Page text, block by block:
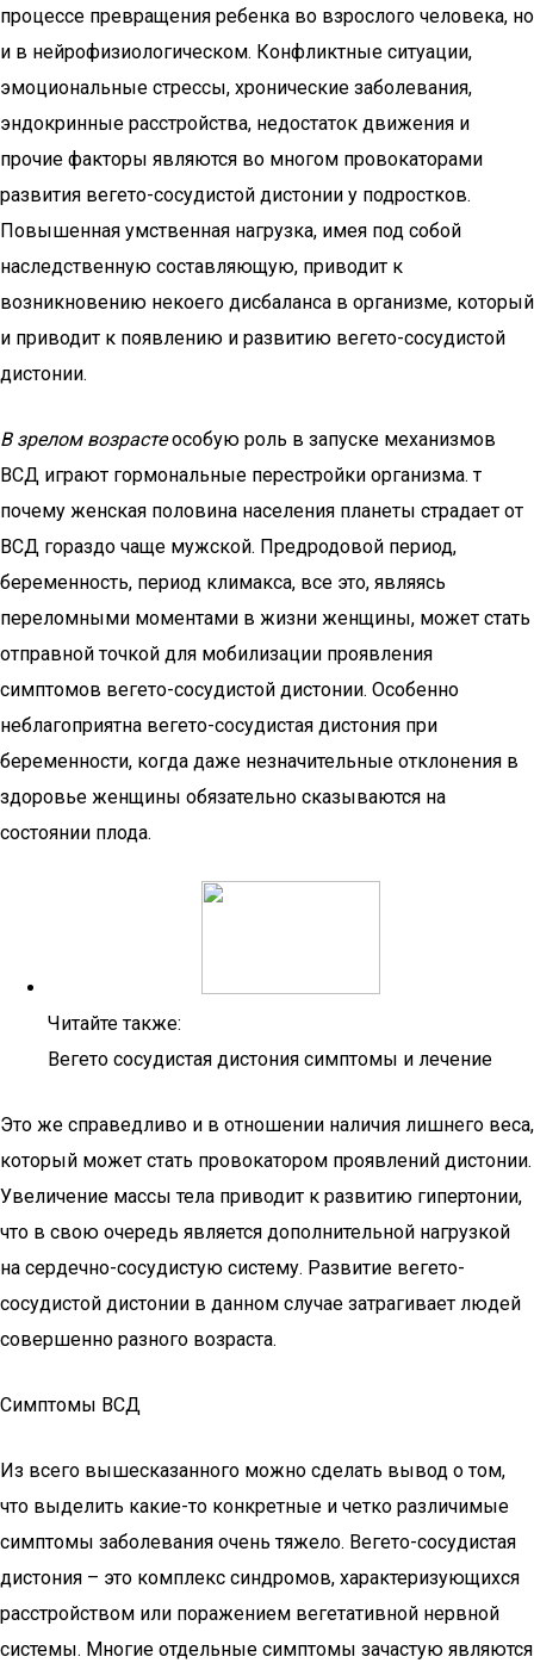
процессе превращения ребенка во взрослого человека, но
и в нейрофизиологическом. Конфликтные ситуации,
эмоциональные стрессы, хронические заболевания,
эндокринные расстройства, недостаток движения и
прочие факторы являются во многом провокаторами
развития вегето-сосудистой дистонии у подростков.
Повышенная умственная нагрузка, имея под собой
наследственную составляющую, приводит к
возникновению некоего дисбаланса в организме, который
и приводит к появлению и развитию вегето-сосудистой
дистонии.
В зрелом возрастеособую роль в запуске механизмов
ВСД играют гормональные перестройки организма. т
почему женская половина населения планеты страдает от
ВСД гораздо чаще мужской. Предродовой период,
беременность, период климакса, все это, являясь
переломными моментами в жизни женщины, может стать
отправной точкой для мобилизации проявления
симптомов вегето-сосудистой дистонии. Особенно
неблагоприятна вегето-сосудистая дистония при
беременности, когда даже незначительные отклонения в
здоровье женщины обязательно сказываются на
состоянии плода.
Читайте также:
Вегето сосудистая дистония симптомы и лечение
Это же справедливо и в отношении наличия лишнего веса,
который может стать провокатором проявлений дистонии.
Увеличение массы тела приводит к развитию гипертонии,
что в свою очередь является дополнительной нагрузкой
на сердечно-сосудистую систему. Развитие вегето-
сосудистой дистонии в данном случае затрагивает людей
совершенно разного возраста.
Симптомы ВСД
Из всего вышесказанного можно сделать вывод о том,
что выделить какие-то конкретные и четко различимые
симптомы заболевания очень тяжело. Вегето-сосудистая
дистония – это комплекс синдромов, характеризующихся
расстройством или поражением вегетативной нервной
системы. Многие отдельные симптомы зачастую являются